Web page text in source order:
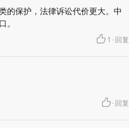
的保护，法律诉讼代价更大。中
。
1 · 回复
· 回复